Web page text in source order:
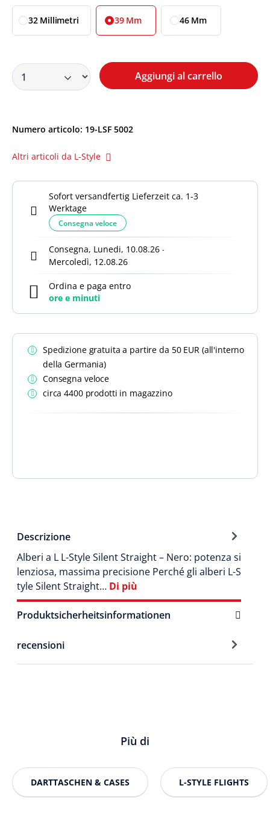
Descrizione
Alberi a L L-Style Silent Straight – Nero: potenza si
lenziosa, massima precisione Perché gli alberi L-S
tyle Silent Straight… Di più
Produktsicherheitsinformationen
recensioni
32 Millimetri 39 Mm 46 Mm
Aggiungi al carrello
Numero articolo: 19-LSF 5002
Altri articoli da L-Style
Sofort versandfertig Lieferzeit ca. 1-3
Werktage
Consegna veloce
Consegna, Lunedi, 10.08.26 -
Mercoledì, 12.08.26
Ordina e paga entro
ore e minuti
Spedizione gratuita a partire da 50 EUR (all'interno
della Germania)
Consegna veloce
circa 4400 prodotti in magazzino
Più di
DARTTASCHEN & CASES L-STYLE FLIGHTS